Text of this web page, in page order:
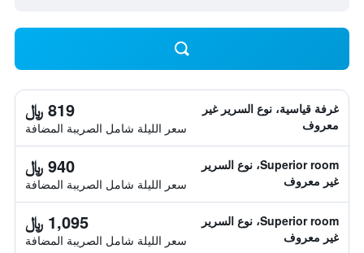
غرفة قياسية، نوع السرير غير
معروف
819 ﷼
سعر الليلة شامل الصريبة المضافة
Superior room، نوع السرير
غير معروف
940 ﷼
سعر الليلة شامل الصريبة المضافة
Superior room، نوع السرير
غير معروف
1,095 ﷼
سعر الليلة شامل الصريبة المضافة